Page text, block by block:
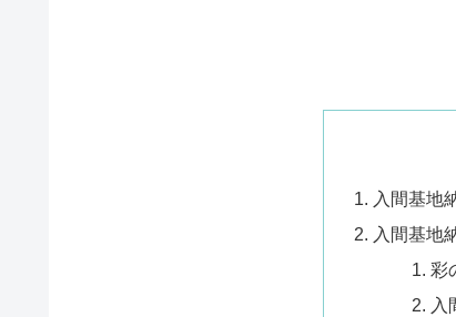
入間基地
入間基地
彩
入